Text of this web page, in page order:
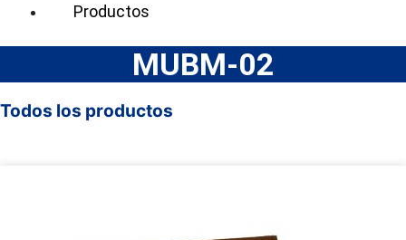
Productos
MUBM-02
Todos los productos